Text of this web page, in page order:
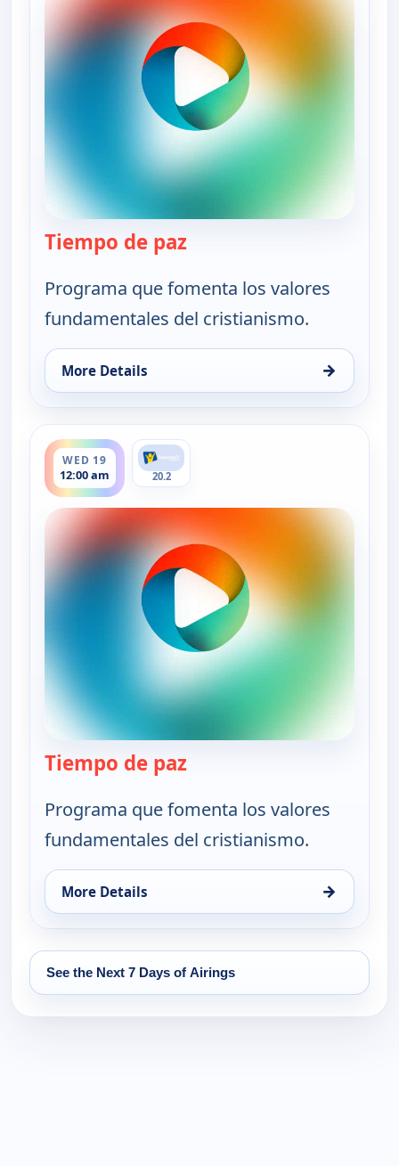
Tiempo de paz
Programa que fomenta los valores
fundamentales del cristianismo.
More Details →
for Tiempo de paz, Sun 16, 10:00 pm
WED 19
12:00 am
ends 12:30 am
20.2
Tiempo de paz
Programa que fomenta los valores
fundamentales del cristianismo.
More Details →
for Tiempo de paz, Wed 19, 12:00 am
See the Next 7 Days of Airings